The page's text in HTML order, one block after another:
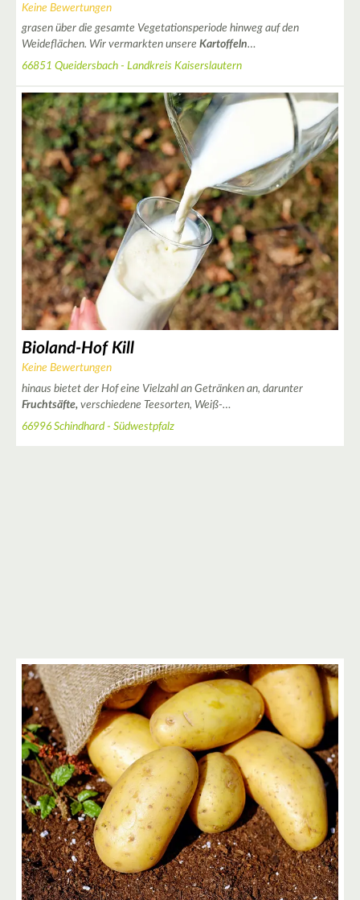
Keine Bewertungen
grasen über die gesamte Vegetationsperiode hinweg auf den
Weideflächen. Wir vermarkten unsere Kartoffeln…
66851 Queidersbach - Landkreis Kaiserslautern
Bioland-Hof Kill
Keine Bewertungen
hinaus bietet der Hof eine Vielzahl an Getränken an, darunter
Fruchtsäfte, verschiedene Teesorten, Weiß-…
66996 Schindhard - Südwestpfalz
8
10
16
3
3
9
19
7
20